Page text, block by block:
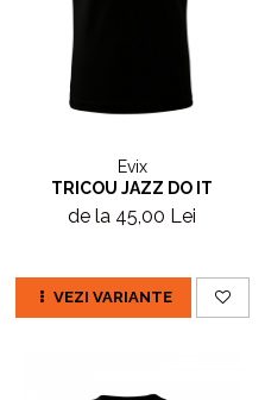
Evix
TRICOU JAZZ DO IT
de la 45,00 Lei
VEZI VARIANTE